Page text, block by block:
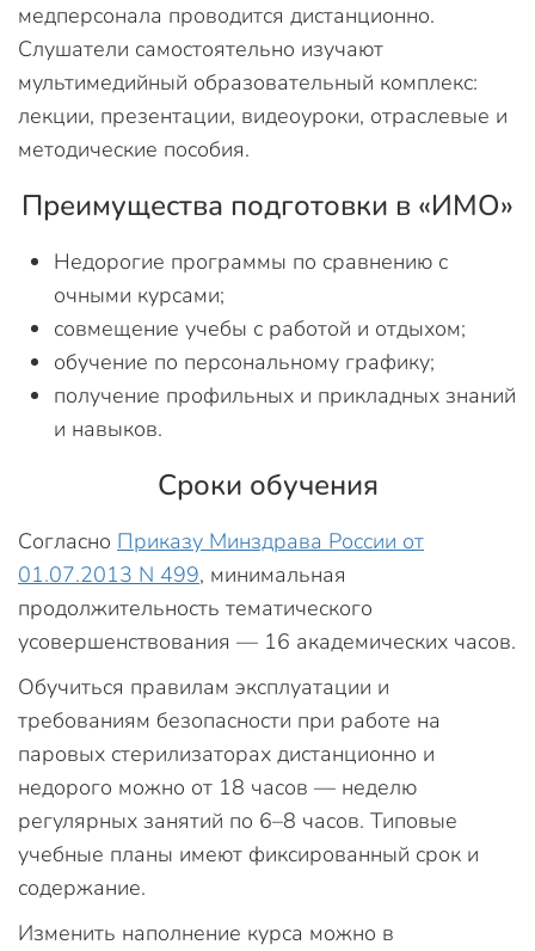
медперсонала проводится дистанционно.
Слушатели самостоятельно изучают
мультимедийный образовательный комплекс:
лекции, презентации, видеоуроки, отраслевые и
методические пособия.
Преимущества подготовки в «ИМО»
Недорогие программы по сравнению с
очными курсами;
совмещение учебы с работой и отдыхом;
обучение по персональному графику;
получение профильных и прикладных знаний
и навыков.
Сроки обучения
Согласно Приказу Минздрава России от
01.07.2013 N 499, минимальная
продолжительность тематического
усовершенствования — 16 академических часов.
Обучиться правилам эксплуатации и
требованиям безопасности при работе на
паровых стерилизаторах дистанционно и
недорого можно от 18 часов — неделю
регулярных занятий по 6–8 часов. Типовые
учебные планы имеют фиксированный срок и
содержание.
Изменить наполнение курса можно в